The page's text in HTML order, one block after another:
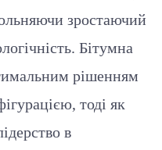
зростаючий
Бітумна
рішенням
тоді як
в